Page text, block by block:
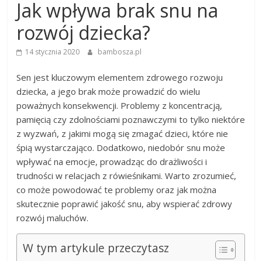
Jak wpływa brak snu na
rozwój dziecka?
14 stycznia 2020 bambosza.pl
Sen jest kluczowym elementem zdrowego rozwoju
dziecka, a jego brak może prowadzić do wielu
poważnych konsekwencji. Problemy z koncentracją,
pamięcią czy zdolnościami poznawczymi to tylko niektóre
z wyzwań, z jakimi mogą się zmagać dzieci, które nie
śpią wystarczająco. Dodatkowo, niedobór snu może
wpływać na emocje, prowadząc do drażliwości i
trudności w relacjach z rówieśnikami. Warto zrozumieć,
co może powodować te problemy oraz jak można
skutecznie poprawić jakość snu, aby wspierać zdrowy
rozwój maluchów.
W tym artykule przeczytasz